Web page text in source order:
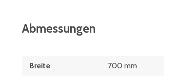
Abmessungen
Breite 700 mm